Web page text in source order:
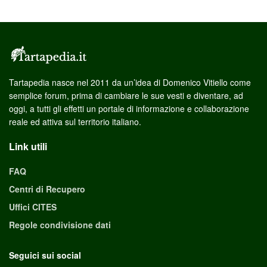
Tartapedia nasce nel 2011 da un’idea di Domenico Vitiello come
semplice forum, prima di cambiare le sue vesti e diventare, ad
oggi, a tutti gli effetti un portale di informazione e collaborazione
reale ed attiva sul territorio italiano.
Link utili
FAQ
Centri di Recupero
Uffici CITES
Regole condivisione dati
Seguici sui social